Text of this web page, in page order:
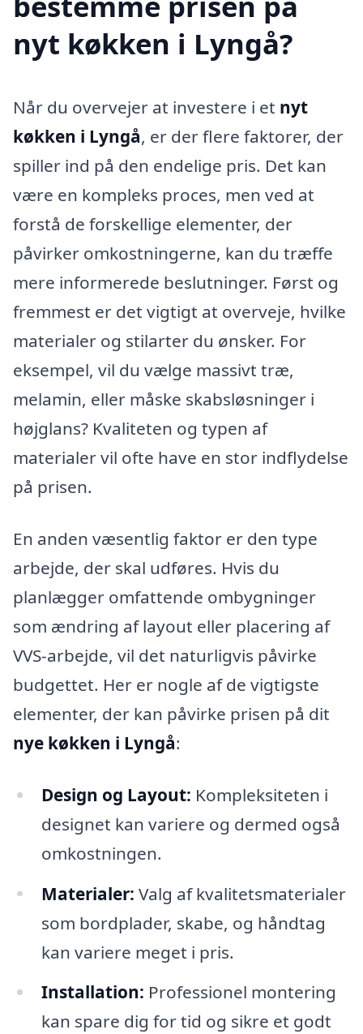
nyt køkken i Lyngå?
Når du overvejer at investere i et nyt
køkken i Lyngå, er der flere faktorer, der
spiller ind på den endelige pris. Det kan
være en kompleks proces, men ved at
forstå de forskellige elementer, der
påvirker omkostningerne, kan du træffe
mere informerede beslutninger. Først og
fremmest er det vigtigt at overveje, hvilke
materialer og stilarter du ønsker. For
eksempel, vil du vælge massivt træ,
melamin, eller måske skabsløsninger i
højglans? Kvaliteten og typen af
materialer vil ofte have en stor indflydelse
på prisen.
En anden væsentlig faktor er den type
arbejde, der skal udføres. Hvis du
planlægger omfattende ombygninger
som ændring af layout eller placering af
VVS-arbejde, vil det naturligvis påvirke
budgettet. Her er nogle af de vigtigste
elementer, der kan påvirke prisen på dit
nye køkken i Lyngå:
Design og Layout: Kompleksiteten i
designet kan variere og dermed også
omkostningen.
Materialer: Valg af kvalitetsmaterialer
som bordplader, skabe, og håndtag
kan variere meget i pris.
Installation: Professionel montering
kan spare dig for tid og sikre et godt